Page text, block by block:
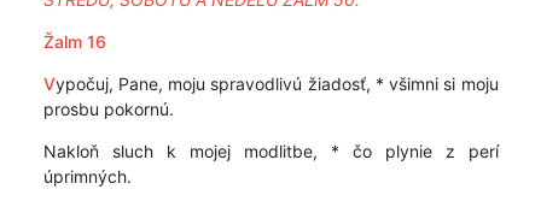
Žalm 16
Vypočuj, Pane, moju spravodlivú žiadosť, * všimni si moju
prosbu pokornú.
Nakloň sluch k mojej modlitbe, * čo plynie z perí
úprimných.